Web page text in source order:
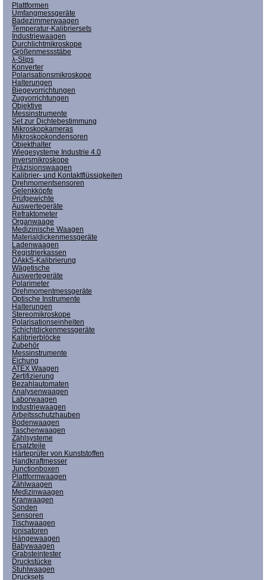
Plattformen
Umfangmessgeräte
Badezimmerwaagen
Temperatur-Kalibriersets
Industriewaagen
Durchlichtmikroskope
Größenmessstäbe
λ-Slips
Konverter
Polarisationsmikroskope
Halterungen
Biegevorrichtungen
Zugvorrichtungen
Objektive
Messinstrumente
Set zur Dichtebestimmung
Mikroskopkameras
Mikroskopkondensoren
Objekthalter
Wiegesysteme Industrie 4.0
Inversmikroskope
Präzisionswaagen
Kalibrier- und Kontaktflüssigkeiten
Drehmomentsensoren
Gelenkköpfe
Prüfgewichte
Auswertegeräte
Refraktometer
Organwaage
Medizinische Waagen
Materialdickenmessgeräte
Ladenwaagen
Registrierkassen
DAkkS-Kalibrierung
Wägetische
Auswertegeräte
Polarimeter
Drehmomentmessgeräte
Optische Instrumente
Halterungen
Stereomikroskope
Polarisationseinheiten
Schichtdickenmessgeräte
Kalibrierblöcke
Zubehör
Messinstrumente
Eichung
ATEX Waagen
Zertifizierung
Bezahlautomaten
Analysenwaagen
Laborwaagen
Industriewaagen
Arbeitsschutzhauben
Bodenwaagen
Taschenwaagen
Zählsysteme
Ersatzteile
Härteprüfer von Kunststoffen
Handkraftmesser
Junctionboxen
Plattformwaagen
Zählwaagen
Medizinwaagen
Kranwaagen
Sonden
Sensoren
Tischwaagen
Ionisatoren
Hängewaagen
Babywaagen
Grabsteintester
Druckstücke
Stuhlwaagen
Drucksets